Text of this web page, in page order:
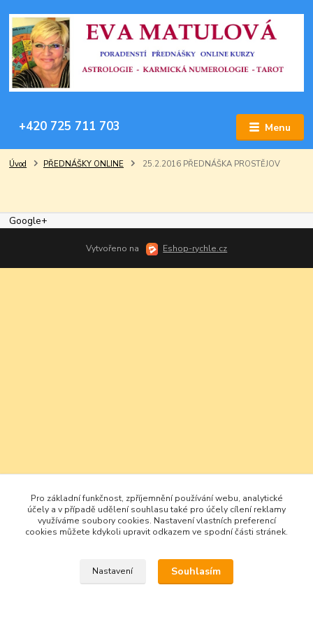
Menu
+420 725 711 703
Úvod PŘEDNÁŠKY ONLINE 25.2.2016 PŘEDNÁŠKA PROSTĚJOV
Google+
Vytvořeno na Eshop-rychle.cz
Pro základní funkčnost, zpříjemnění používání webu, analytické
účely a v případě udělení souhlasu také pro účely cílení reklamy
využíváme soubory cookies. Nastavení vlastních preferencí
cookies můžete kdykoli upravit odkazem ve spodní části stránek.
Nastavení Souhlasím